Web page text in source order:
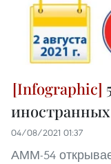
04/08/2021 01:37
АММ-54